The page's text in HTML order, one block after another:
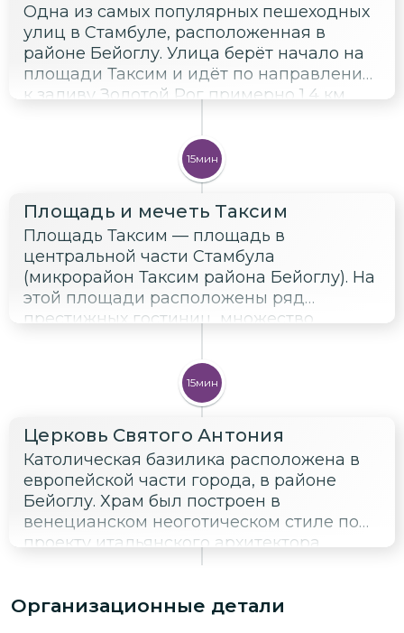
Одна из самых популярных пешеходных
улиц в Стамбуле, расположенная в
районе Бейоглу. Улица берёт начало на
площади Таксим и идёт по направлению
к заливу Золотой Рог примерно 1,4 км.
15мин
Площадь и мечеть Таксим
Площадь Таксим — площадь в
центральной части Стамбула
(микрорайон Таксим района Бейоглу). На
этой площади расположены ряд
престижных гостиниц, множество
на одноимённой площади. Работы по её
возведению начались 17 февраля 2017
года и продолжались в течение четырёх
лет. Мечеть была открыта в конце мая
2021 года.
15мин
Церковь Святого Антония
Католическая базилика расположена в
европейской части города, в районе
Бейоглу. Храм был построен в
венецианском неоготическом стиле по
проекту итальянского архитектора
Джулио Монджери. Он был открыт 15
Организационные детали